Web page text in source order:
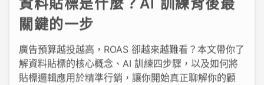
廣告預算越投越高，ROAS 卻越來越難看？本文帶你了
解資料貼標的核心概念、AI 訓練四步驟，以及如何將
貼標邏輯應用於精準行銷，讓你開始真正聊解你的顧
客。
閱讀全文